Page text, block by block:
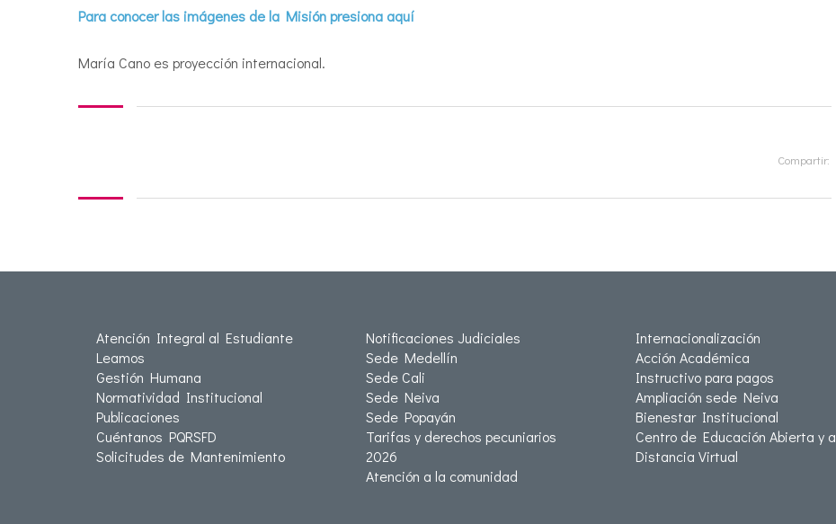
Para conocer las imágenes de la Misión presiona aquí
María Cano es proyección internacional.
Compartir:
Atención Integral al Estudiante
Leamos
Gestión Humana
Normatividad Institucional
Publicaciones
Cuéntanos PQRSFD
Solicitudes de Mantenimiento
Notificaciones Judiciales
Sede Medellín
Sede Cali
Sede Neiva
Sede Popayán
Tarifas y derechos pecuniarios
2026
Atención a la comunidad
Internacionalización
Acción Académica
Instructivo para pagos
Ampliación sede Neiva
Bienestar Institucional
Centro de Educación Abierta y a
Distancia Virtual